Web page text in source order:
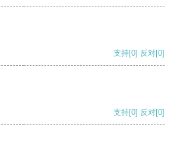
支持[0] 反对[0]
支持[0] 反对[0]